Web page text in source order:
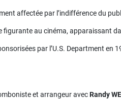
affectée par l’indifférence du
figurante au cinéma, apparaissant
par l’U.S. Department en
et arrangeur avecRandy